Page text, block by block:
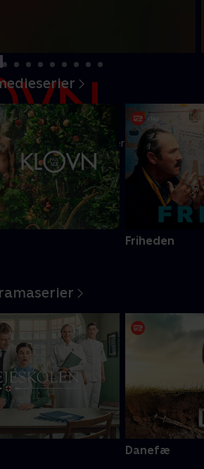
Frank og Casper navigerer livet
Mere info
Friheden
Danefæ